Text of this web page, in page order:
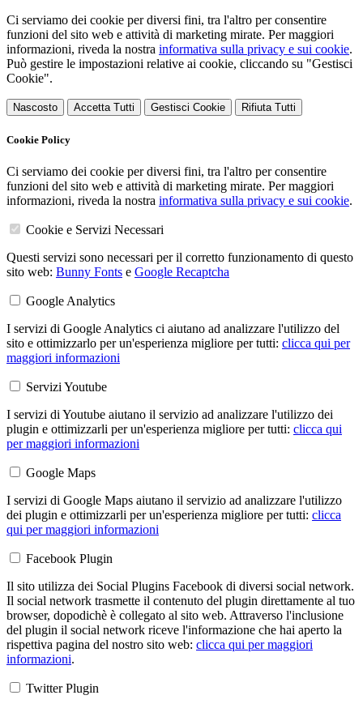
Ci serviamo dei cookie per diversi fini, tra l'altro per consentire
funzioni del sito web e attività di marketing mirate. Per maggiori
informazioni, riveda la nostra informativa sulla privacy e sui cookie.
Può gestire le impostazioni relative ai cookie, cliccando su "Gestisci
Cookie".
Nascosto Accetta Tutti Gestisci Cookie Rifiuta Tutti
Cookie Policy
Ci serviamo dei cookie per diversi fini, tra l'altro per consentire
funzioni del sito web e attività di marketing mirate. Per maggiori
informazioni, riveda la nostra informativa sulla privacy e sui cookie.
Cookie e Servizi Necessari
Questi servizi sono necessari per il corretto funzionamento di questo
sito web: Bunny Fonts e Google Recaptcha
Google Analytics
I servizi di Google Analytics ci aiutano ad analizzare l'utilizzo del
sito e ottimizzarlo per un'esperienza migliore per tutti: clicca qui per
maggiori informazioni
Servizi Youtube
I servizi di Youtube aiutano il servizio ad analizzare l'utilizzo dei
plugin e ottimizzarli per un'esperienza migliore per tutti: clicca qui
per maggiori informazioni
Google Maps
I servizi di Google Maps aiutano il servizio ad analizzare l'utilizzo
dei plugin e ottimizzarli per un'esperienza migliore per tutti: clicca
qui per maggiori informazioni
Facebook Plugin
Il sito utilizza dei Social Plugins Facebook di diversi social network.
Il social network trasmette il contenuto del plugin direttamente al tuo
browser, dopodichè è collegato al sito web. Attraverso l'inclusione
del plugin il social network riceve l'informazione che hai aperto la
rispettiva pagina del nostro sito web: clicca qui per maggiori
informazioni.
Twitter Plugin